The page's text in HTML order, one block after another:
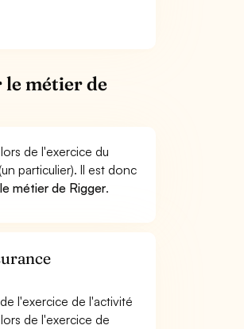
le métier de
de l'exercice du
particulier). Il est donc
métier de Rigger.
l'exercice de l'activité
de l'exercice de